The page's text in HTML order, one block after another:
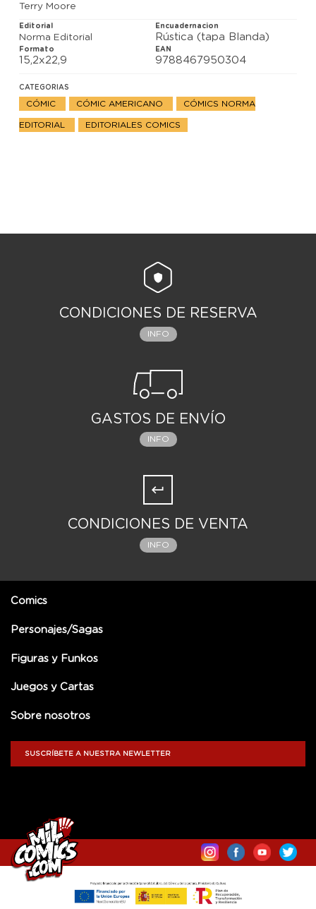
Terry Moore
Editorial
Norma Editorial
Encuadernacion
Rústica (tapa Blanda)
Formato
15,2x22,9
EAN
9788467950304
CATEGORIAS
CÓMIC CÓMIC AMERICANO CÓMICS NORMA
EDITORIAL EDITORIALES COMICS
CONDICIONES DE RESERVA
INFO
GASTOS DE ENVÍO
INFO
CONDICIONES DE VENTA
INFO
Comics
Personajes/Sagas
Figuras y Funkos
Juegos y Cartas
Sobre nosotros
SUSCRÍBETE A NUESTRA NEWLETTER